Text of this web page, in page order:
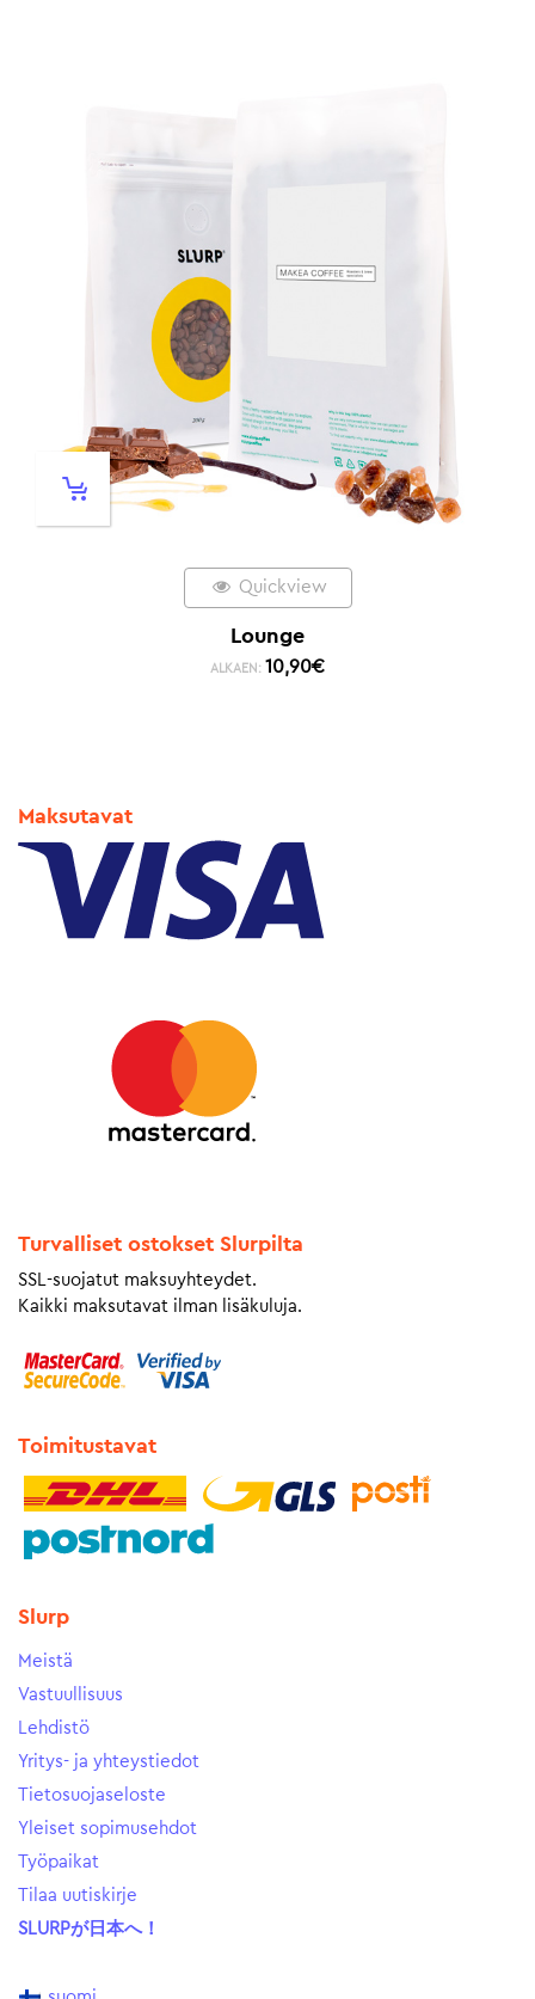
Quickview
Lounge
ALKAEN: 10,90€
Maksutavat
Turvalliset ostokset Slurpilta
SSL-suojatut maksuyhteydet.
Kaikki maksutavat ilman lisäkuluja.
Toimitustavat
Slurp
Meistä
Vastuullisuus
Lehdistö
Yritys- ja yhteystiedot
Tietosuojaseloste
Yleiset sopimusehdot
Työpaikat
Tilaa uutiskirje
SLURPが日本へ！